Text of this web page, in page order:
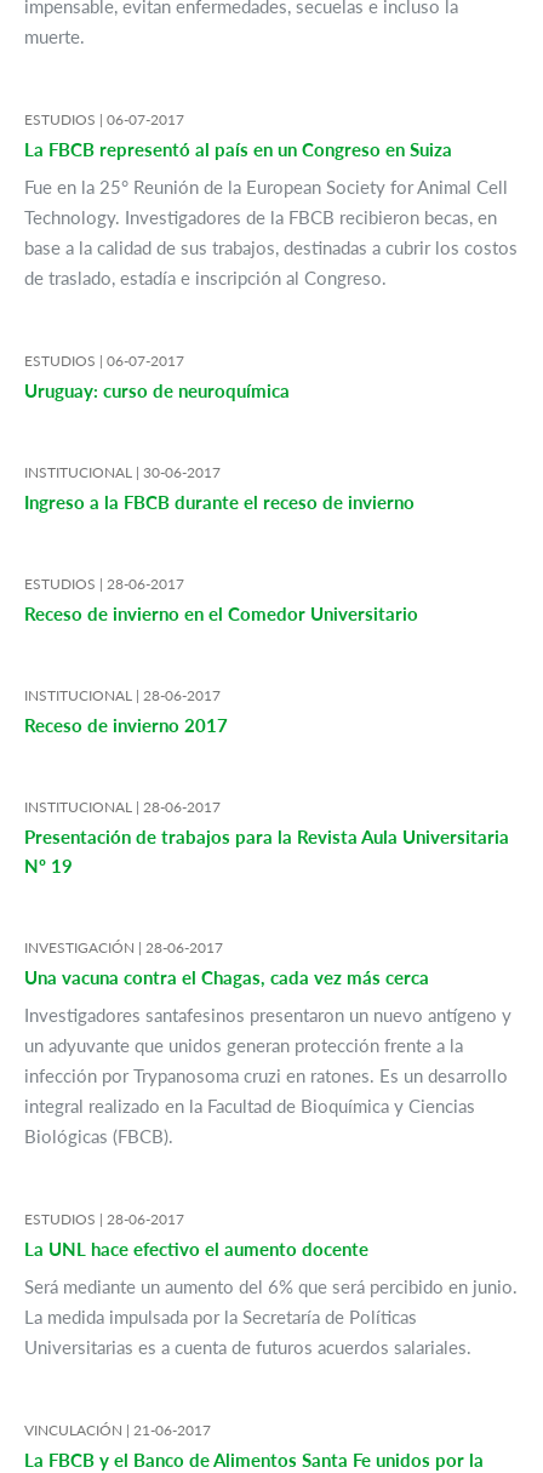
impensable, evitan enfermedades, secuelas e incluso la
muerte.
ESTUDIOS | 06-07-2017
La FBCB representó al país en un Congreso en Suiza
Fue en la 25° Reunión de la European Society for Animal Cell
Technology. Investigadores de la FBCB recibieron becas, en
base a la calidad de sus trabajos, destinadas a cubrir los costos
de traslado, estadía e inscripción al Congreso.
ESTUDIOS | 06-07-2017
Uruguay: curso de neuroquímica
INSTITUCIONAL | 30-06-2017
Ingreso a la FBCB durante el receso de invierno
ESTUDIOS | 28-06-2017
Receso de invierno en el Comedor Universitario
INSTITUCIONAL | 28-06-2017
Receso de invierno 2017
INSTITUCIONAL | 28-06-2017
Presentación de trabajos para la Revista Aula Universitaria
Nº 19
INVESTIGACIÓN | 28-06-2017
Una vacuna contra el Chagas, cada vez más cerca
Investigadores santafesinos presentaron un nuevo antígeno y
un adyuvante que unidos generan protección frente a la
infección por Trypanosoma cruzi en ratones. Es un desarrollo
integral realizado en la Facultad de Bioquímica y Ciencias
Biológicas (FBCB).
ESTUDIOS | 28-06-2017
La UNL hace efectivo el aumento docente
Será mediante un aumento del 6% que será percibido en junio.
La medida impulsada por la Secretaría de Políticas
Universitarias es a cuenta de futuros acuerdos salariales.
VINCULACIÓN | 21-06-2017
La FBCB y el Banco de Alimentos Santa Fe unidos por la